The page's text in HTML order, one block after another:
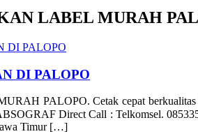
LABEL MURAH
DI PALOPO
PALOPO. Cetak cepat
Direct Call : Telkomsel.
Timur […]